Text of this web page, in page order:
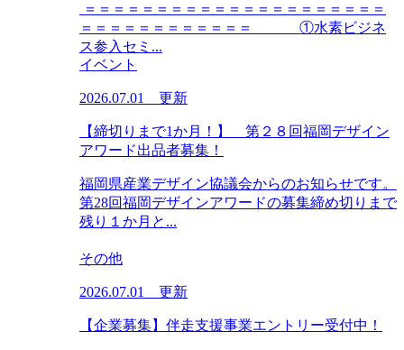
＝＝＝＝＝＝＝＝＝＝＝＝＝＝＝＝＝＝＝＝＝
＝＝＝＝＝＝＝＝＝＝＝＝ ①水素ビジネ
ス参入セミ...
イベント
2026.07.01 更新
【締切りまで1か月！】 第２８回福岡デザイン
アワード出品者募集！
福岡県産業デザイン協議会からのお知らせです。
第28回福岡デザインアワードの募集締め切りまで
残り１か月と...
その他
2026.07.01 更新
【企業募集】伴走支援事業エントリー受付中！